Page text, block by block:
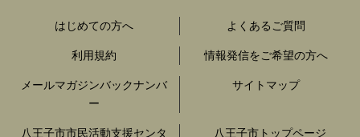
はじめての方へ よくあるご質問
利用規約 情報発信をご希望の方へ
メールマガジンバックナンバ
ー
サイトマップ
八王子市市民活動支援センタ 八王子市トップページ